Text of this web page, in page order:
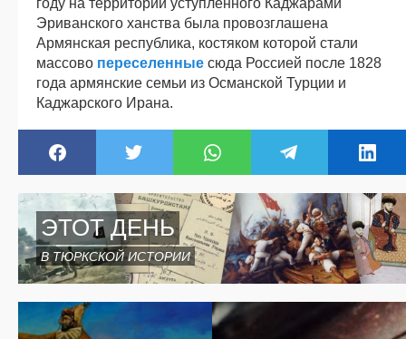
Эриванского ханства была провозглашена
Армянская республика, костяком которой стали
массово переселенные сюда Россией после 1828
года армянские семьи из Османской Турции и
Каджарского Ирана.
ЭТОТ ДЕНЬ
В ТЮРКСКОЙ ИСТОРИИ